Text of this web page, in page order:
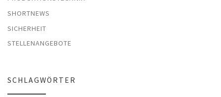
SHORTNEWS
SICHERHEIT
STELLENANGEBOTE
SCHLAGWÖRTER